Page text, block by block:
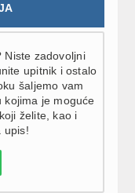
Niste zadovoljni
upitnik i ostalo
šaljemo vam
kojima je moguće
želite, kao i
upis!